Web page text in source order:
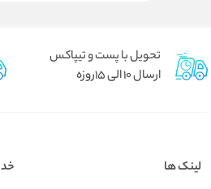
تحویل با پست و تیپاکس
ارسال 10 الی 15روزه
لینک ها